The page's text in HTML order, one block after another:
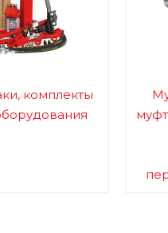
комплекты